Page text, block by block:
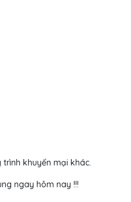
khuyến mại khác.
ngay hôm nay !!!